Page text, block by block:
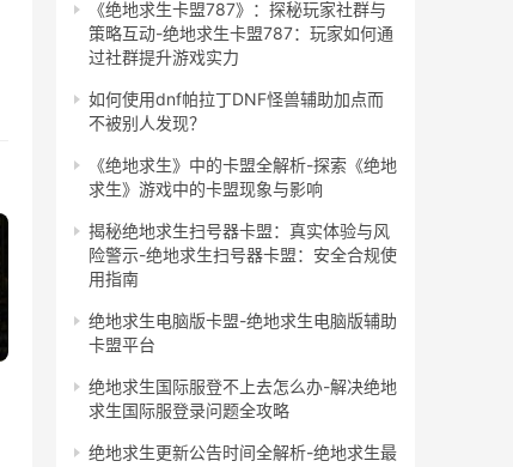
《绝地求生卡盟787》：探秘玩家社群与
策略互动-绝地求生卡盟787：玩家如何通
过社群提升游戏实力
如何使用dnf帕拉丁DNF怪兽辅助加点而
不被别人发现？
《绝地求生》中的卡盟全解析-探索《绝地
求生》游戏中的卡盟现象与影响
揭秘绝地求生扫号器卡盟：真实体验与风
险警示-绝地求生扫号器卡盟：安全合规使
用指南
绝地求生电脑版卡盟-绝地求生电脑版辅助
卡盟平台
绝地求生国际服登不上去怎么办-解决绝地
求生国际服登录问题全攻略
绝地求生更新公告时间全解析-绝地求生最